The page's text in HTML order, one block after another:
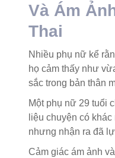
Và Ám
Thai
Nhiều phụ nữ kể
họ cảm thấy như
sắc trong bản thân
Một phụ nữ 29 tuổi
liệu chuyện có
nhưng nhận ra đã
Cảm giác ám ảnh